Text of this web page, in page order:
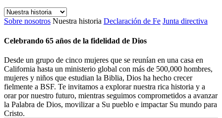
Sobre nosotros Nuestra historia Declaración de Fe Junta directiva
Celebrando 65 años de la fidelidad de Dios
Desde un grupo de cinco mujeres que se reunían en una casa en
California hasta un ministerio global con más de 500,000 hombres,
mujeres y niños que estudian la Biblia, Dios ha hecho crecer
fielmente a BSF. Te invitamos a explorar nuestra rica historia y a
orar por nuestro futuro, mientras seguimos comprometidos a avanzar
la Palabra de Dios, movilizar a Su pueblo e impactar Su mundo para
Cristo.